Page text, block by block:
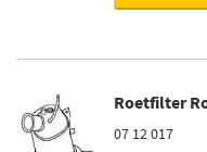
Roetfilter
07 12 017